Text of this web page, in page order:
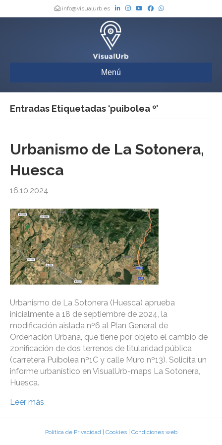
info@visualurb.es
Menú
Entradas Etiquetadas ‘puibolea º’
Urbanismo de La Sotonera,
Huesca
16.10.2024
Urbanismo de La Sotonera (Huesca) aprueba
inicialmente a 18 de septiembre de 2024, la
modificación aislada nº6 al Plan General de
Ordenación Urbana, que tiene por objeto el cambio de
zonificación de dos terrenos de titularidad pública
(carretera Puibolea nº1C y calle Muro nº13). Solicita un
informe urbanístico en VisualUrb-maps La Sotonera,
Huesca.
Leer más
Política de Privacidad| Cookies| Condiciones web